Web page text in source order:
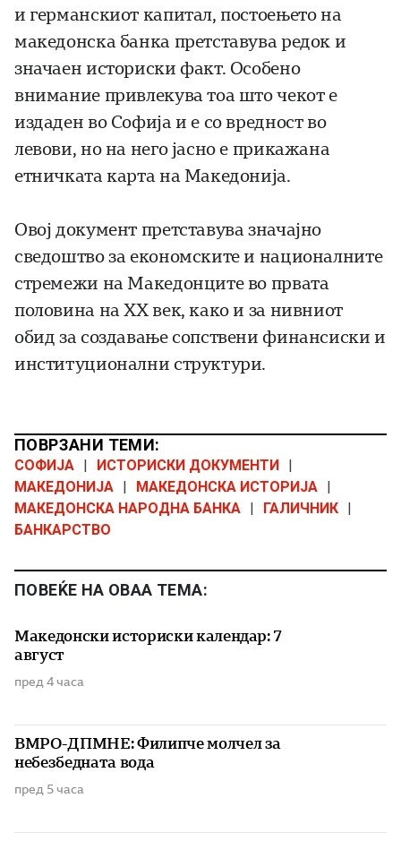
и германскиот капитал, постоењето на
македонска банка претставува редок и
значаен историски факт. Особено
внимание привлекува тоа што чекот е
издаден во Софија и е со вредност во
левови, но на него јасно е прикажана
етничката карта на Македонија.
Овој документ претставува значајно
сведоштво за економските и националните
стремежи на Македонците во првата
половина на XX век, како и за нивниот
обид за создавање сопствени финансиски и
институционални структури.
ПОВРЗАНИ ТЕМИ:
СОФИЈА ИСТОРИСКИ ДОКУМЕНТИ
МАКЕДОНИЈА
МАКЕДОНСКА ИСТОРИЈА
МАКЕДОНСКА НАРОДНА БАНКА
ГАЛИЧНИК
БАНКАРСТВО
ПОВЕЌЕ НА ОВАА ТЕМА:
Македонски историски календар: 7
август
пред 4 часа
ВМРО-ДПМНЕ: Филипче молчел за
небезбедната вода
пред 5 часа